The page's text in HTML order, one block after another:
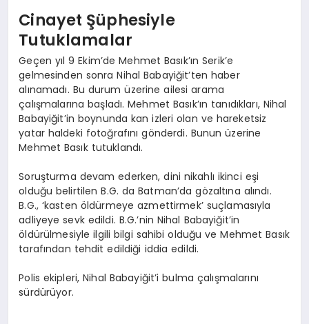
Cinayet Şüphesiyle
Tutuklamalar
Geçen yıl 9 Ekim’de Mehmet Basık’ın Serik’e
gelmesinden sonra Nihal Babayiğit’ten haber
alınamadı. Bu durum üzerine ailesi arama
çalışmalarına başladı. Mehmet Basık’ın tanıdıkları, Nihal
Babayiğit’in boynunda kan izleri olan ve hareketsiz
yatar haldeki fotoğrafını gönderdi. Bunun üzerine
Mehmet Basık tutuklandı.
Soruşturma devam ederken, dini nikahlı ikinci eşi
olduğu belirtilen B.G. da Batman’da gözaltına alındı.
B.G., ‘kasten öldürmeye azmettirmek’ suçlamasıyla
adliyeye sevk edildi. B.G.’nin Nihal Babayiğit’in
öldürülmesiyle ilgili bilgi sahibi olduğu ve Mehmet Basık
tarafından tehdit edildiği iddia edildi.
Polis ekipleri, Nihal Babayiğit’i bulma çalışmalarını
sürdürüyor.